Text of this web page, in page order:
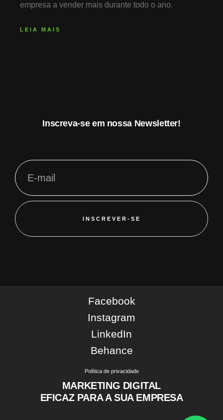
empresa a vender mais durante todo o ano.
LEIA MAIS
Inscreva-se em nossa Newsletter!
INSCREVER-SE
MARKETING DIGITAL
EFICAZ PARA A SUA EMPRESA
Facebook
Instagram
LinkedIn
Behance
Política de privacidade